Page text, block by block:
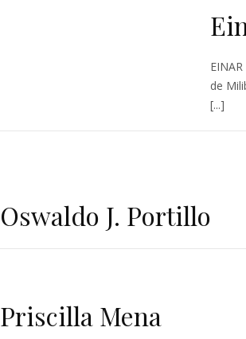
de
[...]
Oswaldo J. Portillo
Priscilla Mena